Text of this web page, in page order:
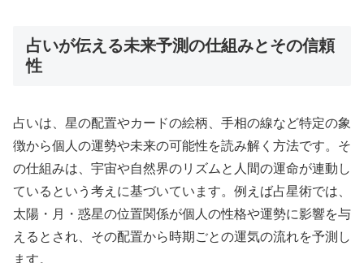
占いが伝える未来予測の仕組みとその信頼
性
占いは、星の配置やカードの絵柄、手相の線など特定の象
徴から個人の運勢や未来の可能性を読み解く方法です。そ
の仕組みは、宇宙や自然界のリズムと人間の運命が連動し
ているという考えに基づいています。例えば占星術では、
太陽・月・惑星の位置関係が個人の性格や運勢に影響を与
えるとされ、その配置から時期ごとの運気の流れを予測し
ます。